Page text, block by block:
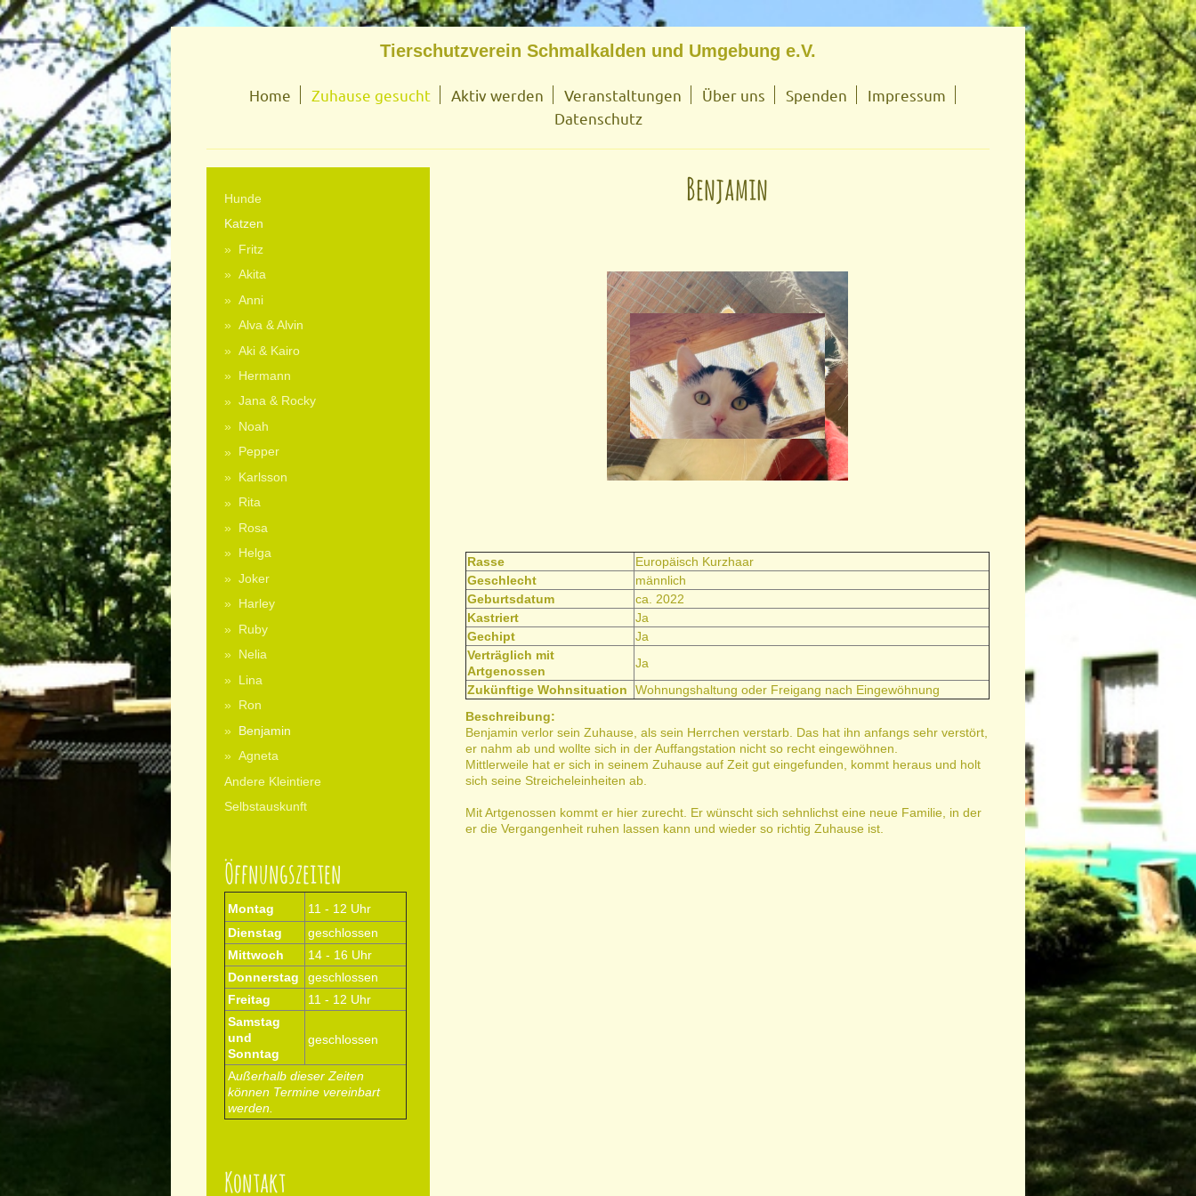
Tierschutzverein Schmalkalden und Umgebung e.V.
Home Zuhause gesucht Aktiv werden Veranstaltungen Über uns Spenden
Impressum
Datenschutz
Benjamin
Rasse
Europäisch Kurzhaar
Geschlecht
männlich
Geburtsdatum
ca. 2022
Kastriert
Ja
Gechipt
Ja
Verträglich mit
Artgenossen
Ja
Zukünftige Wohnsituation
Wohnungshaltung oder Freigang nach Eingewöhnung
Beschreibung:
Benjamin verlor sein Zuhause, als sein Herrchen verstarb. Das hat ihn anfangs sehr verstört,
er nahm ab und wollte sich in der Auffangstation nicht so recht eingewöhnen.
Mittlerweile hat er sich in seinem Zuhause auf Zeit gut eingefunden, kommt heraus und holt
sich seine Streicheleinheiten ab.
Mit Artgenossen kommt er hier zurecht. Er wünscht sich sehnlichst eine neue Familie, in der
er die Vergangenheit ruhen lassen kann und wieder so richtig Zuhause ist.
Hunde
Katzen
Fritz
Akita
Anni
Alva & Alvin
Aki & Kairo
Hermann
Jana & Rocky
Noah
Pepper
Karlsson
Rita
Rosa
Helga
Joker
Harley
Ruby
Nelia
Lina
Ron
Benjamin
Agneta
Andere Kleintiere
Selbstauskunft
Öffnungszeiten
Montag
11 - 12 Uhr
Dienstag
geschlossen
Mittwoch
14 - 16 Uhr
Donnerstag
geschlossen
Freitag
11 - 12 Uhr
Samstag
und
Sonntag
geschlossen
Außerhalb dieser Zeiten
können Termine vereinbart
werden.
Kontakt